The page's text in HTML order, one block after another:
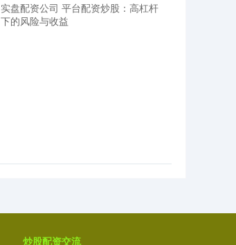
实盘配资公司 平台配资炒股：高杠杆
下的风险与收益
炒股配资交流